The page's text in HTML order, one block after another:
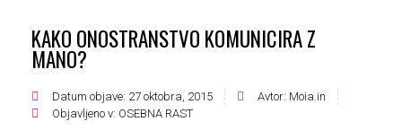
KAKO ONOSTRANSTVO KOMUNICIRA Z
MANO?
Datum objave: 27 oktobra, 2015 Avtor: Moia.in
Objavljeno v: OSEBNA RAST